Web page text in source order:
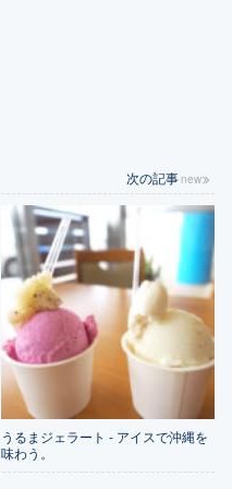
次の記事
うるまジェラート - アイスで沖縄を
味わう。